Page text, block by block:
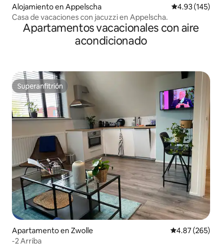
Alojamiento en Appelscha Calificación
4.93 (145)
Casa de vacaciones con jacuzzi en Appelscha.
Apartamentos vacacionales con aire
acondicionado
Superanfitrión
Superanfitrión
Apartamento en Zwolle Calificación
4.87 (265)
-2 Arriba